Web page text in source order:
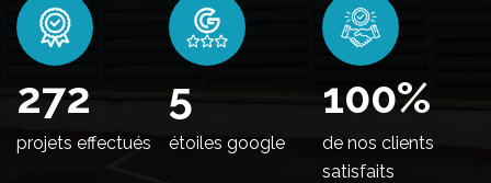
332
projets effectués
5
étoiles google
100%
de nos clients
satisfaits